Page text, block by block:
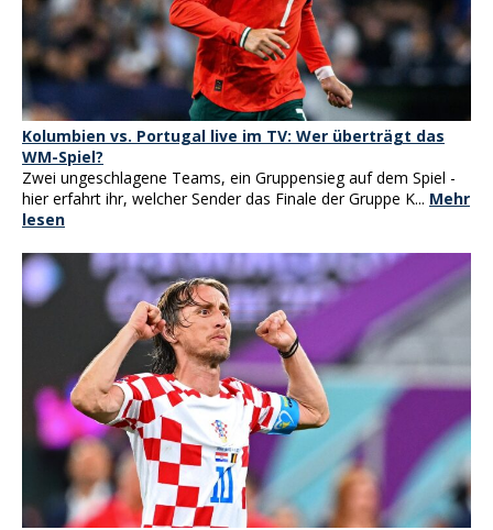
Kolumbien vs. Portugal live im TV: Wer überträgt das
WM-Spiel?
Zwei ungeschlagene Teams, ein Gruppensieg auf dem Spiel -
hier erfahrt ihr, welcher Sender das Finale der Gruppe K... Mehr
lesen